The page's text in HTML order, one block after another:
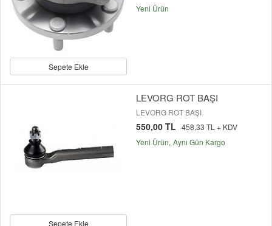
Sepete Ekle
Yeni Ürün
Sepete Ekle
LEVORG ROT BAŞI
LEVORG ROT BAŞI
550,00 TL 458,33 TL + KDV
Yeni Ürün Aynı Gün Kargo